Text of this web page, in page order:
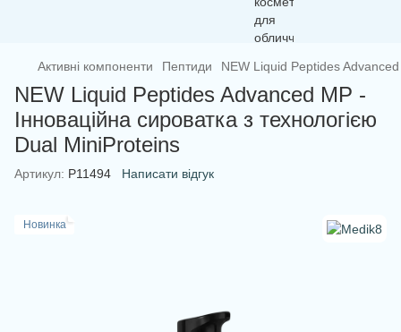
Активні компоненти Пептиди NEW Liquid Peptides Advanced
NEW Liquid Peptides Advanced MP -
Інноваційна сироватка з технологією
Dual MiniProteins
Артикул: P11494 Написати відгук
Новинка